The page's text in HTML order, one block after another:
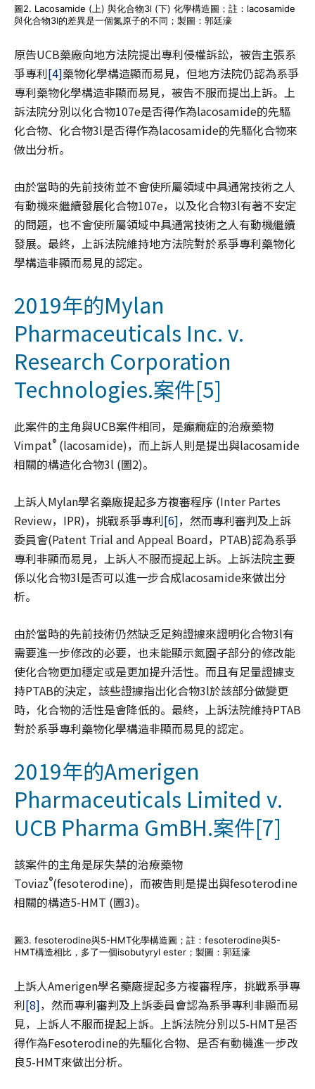
圖2. Lacosamide (上) 與化合物3l (下) 化學構造圖；註：lacosamide
與化合物3l的差異是一個氮原子的不同；製圖：郭廷濠
原告UCB藥廠向地方法院提出專利侵權訴訟，被告主張系
爭專利[4]藥物化學構造顯而易見，但地方法院仍認為系爭
專利藥物化學構造非顯而易見，被告不服而提出上訴。上
訴法院分別以化合物107e是否得作為lacosamide的先驅
化合物、化合物3l是否得作為lacosamide的先驅化合物來
做出分析。
由於當時的先前技術並不會使所屬領域中具通常技術之人
有動機來繼續發展化合物107e，以及化合物3l有著不安定
的問題，也不會使所屬領域中具通常技術之人有動機繼續
發展。最終，上訴法院維持地方法院對於系爭專利藥物化
學構造非顯而易見的認定。
2019年的Mylan
Pharmaceuticals Inc. v.
Research Corporation
Technologies.案件[5]
此案件的主角與UCB案件相同，是癲癇症的治療藥物
Vimpat® (lacosamide)，而上訴人則是提出與lacosamide
相關的構造化合物3l (圖2)。
上訴人Mylan學名藥廠提起多方複審程序 (Inter Partes
Review，IPR)，挑戰系爭專利[6]，然而專利審判及上訴
委員會(Patent Trial and Appeal Board，PTAB)認為系爭
專利非顯而易見，上訴人不服而提起上訴。上訴法院主要
係以化合物3l是否可以進一步合成lacosamide來做出分
析。
由於當時的先前技術仍然缺乏足夠證據來證明化合物3l有
需要進一步修改的必要，也未能顯示氮園子部分的修改能
使化合物更加穩定或是更加提升活性。而且有足量證據支
持PTAB的決定，該些證據指出化合物3l於該部分做變更
時，化合物的活性是會降低的。最終，上訴法院維持PTAB
對於系爭專利藥物化學構造非顯而易見的認定。
2019年的Amerigen
Pharmaceuticals Limited v.
UCB Pharma GmBH.案件[7]
該案件的主角是尿失禁的治療藥物
Toviaz®(fesoterodine)，而被告則是提出與fesoterodine
相關的構造5-HMT (圖3)。
圖3. fesoterodine與5-HMT化學構造圖；註：fesoterodine與5-
HMT構造相比，多了一個isobutyryl ester；製圖：郭廷濠
上訴人Amerigen學名藥廠提起多方複審程序，挑戰系爭專
利[8]，然而專利審判及上訴委員會認為系爭專利非顯而易
見，上訴人不服而提起上訴。上訴法院分別以5-HMT是否
得作為Fesoterodine的先驅化合物、是否有動機進一步改
良5-HMT來做出分析。